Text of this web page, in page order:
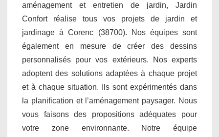
aménagement et entretien de jardin, Jardin
Confort réalise tous vos projets de jardin et
jardinage à Corenc (38700). Nos équipes sont
également en mesure de créer des dessins
personnalisés pour vos extérieurs. Nos experts
adoptent des solutions adaptées à chaque projet
et à chaque situation. Ils sont expérimentés dans
la planification et l’aménagement paysager. Nous
vous faisons des propositions adéquates pour
votre zone environnante. Notre équipe